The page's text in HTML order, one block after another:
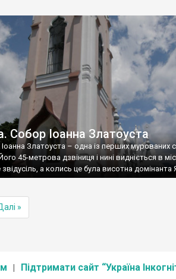
Собор Іоанна Златоуста
Златоуста – одна із перших мурованих
45-метрова дзвіниця і нині видніється в
а колись це була висотна домінанта
»
Підтримати сайт “Україна